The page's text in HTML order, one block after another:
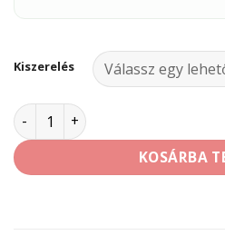
Kiszerelés
CHEMOCID penészgátló és
KOSÁRBA